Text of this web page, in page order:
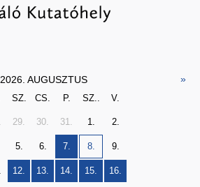
2026. AUGUSZTUS »
SZ. CS. P. SZ.. V.
29. 30. 31. 1. 2.
5. 6. 7. 8. 9.
12. 13. 14. 15. 16.